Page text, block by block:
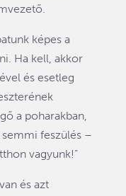
képes a
Ha kell, akkor
és esetleg
a poharakban,
feszülés –
vagyunk!”
és azt